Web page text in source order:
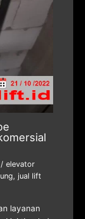
/elevator
, jual lift
layanan